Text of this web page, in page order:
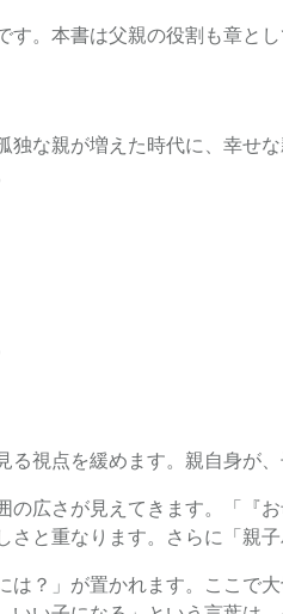
。本書は父親の役割も章と
独な親が増えた時代に、幸せ
視点を緩めます。親自身が
の広さが見えてきます。「『
と重なります。さらに「親
は？」が置かれます。ここで